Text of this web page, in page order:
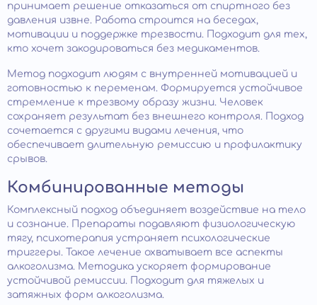
принимает решение отказаться от спиртного без
давления извне. Работа строится на беседах,
мотивации и поддержке трезвости. Подходит для тех,
кто хочет закодироваться без медикаментов.
Метод подходит людям с внутренней мотивацией и
готовностью к переменам. Формируется устойчивое
стремление к трезвому образу жизни. Человек
сохраняет результат без внешнего контроля. Подход
сочетается с другими видами лечения, что
обеспечивает длительную ремиссию и профилактику
срывов.
Комбинированные методы
Комплексный подход объединяет воздействие на тело
и сознание. Препараты подавляют физиологическую
тягу, психотерапия устраняет психологические
триггеры. Такое лечение охватывает все аспекты
алкоголизма. Методика ускоряет формирование
устойчивой ремиссии. Подходит для тяжелых и
затяжных форм алкоголизма.